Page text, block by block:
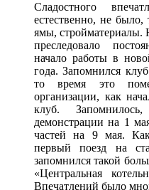
Сладостного
естественно, не было,
ямы, стройматериалы.
преследовало
начало работы в
года. Запомнился
то время это
организации, как
клуб.
демонстрации на 1
частей на 9 мая.
первый поезд на
запомнился такой
«Центральная
Впечатлений было